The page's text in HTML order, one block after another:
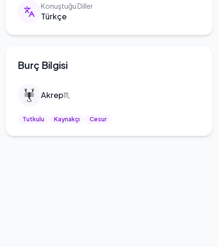
Konuştuğu Diller
Türkçe
Burç Bilgisi
Akrep♏
Tutkulu Kaynakçı Cesur